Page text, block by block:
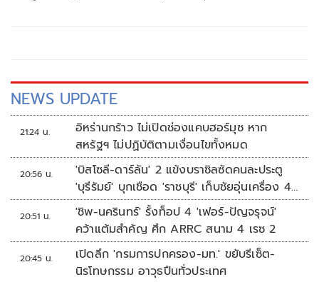
คุณภาพชีวิตของประชาชนในพื้นที่ นำไปสู่ความยั่งยืนอย่าง
แท้จริง
NEWS UPDATE
21:24 น.
อิหร่านกร้าว ไม่เปิดช่องแคบฮอร์มุซ หาก
สหรัฐฯ ไม่ปฏิบัติตามเงื่อนไขทั้งหมด
20:56 น.
'บิสโซลี-ดาร์ลัน' 2 แข้งบราซิลซัดคนละประตู
'บุรีรัมย์' บุกเชือด 'ราชบุรี' เก็บชัยอุ่นเครื่อง 4
นัดรวด
20:51 น.
'ชิพ-นครินทร์' รั้งท็อป 4 'เฟอร์-ปัญจรุจน์'
คว้าแต้มสำคัญ ศึก ARRC สนาม 4 เรซ 2
20:45 น.
เปิดลึก 'กรมการปกครอง-มท.' ขยับรีเซ็ต-
นิรโทษกรรม อาวุธปืนทั่วประเทศ